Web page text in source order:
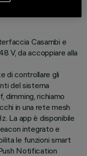
Casambi e
V, da accoppiare alla
di controllare gli
del sistema
dimming, richiamo
in una rete mesh
La app è disponibile
integrato e
le funzioni smart
Notification